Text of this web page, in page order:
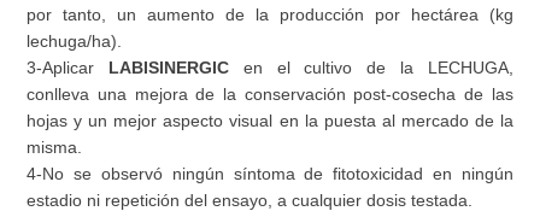
por tanto, un aumento de la producción por hectárea (kg
lechuga/ha).
3-Aplicar LABISINERGIC en el cultivo de la LECHUGA,
conlleva una mejora de la conservación post-cosecha de las
hojas y un mejor aspecto visual en la puesta al mercado de la
misma.
4-No se observó ningún síntoma de fitotoxicidad en ningún
estadio ni repetición del ensayo, a cualquier dosis testada.